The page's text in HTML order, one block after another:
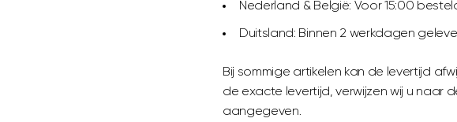
Nederland & België: Voor 15:00
Duitsland: Binnen 2 werkdagen
Bij sommige artikelen kan de levertijd
de exacte levertijd, verwijzen wij u
aangegeven.